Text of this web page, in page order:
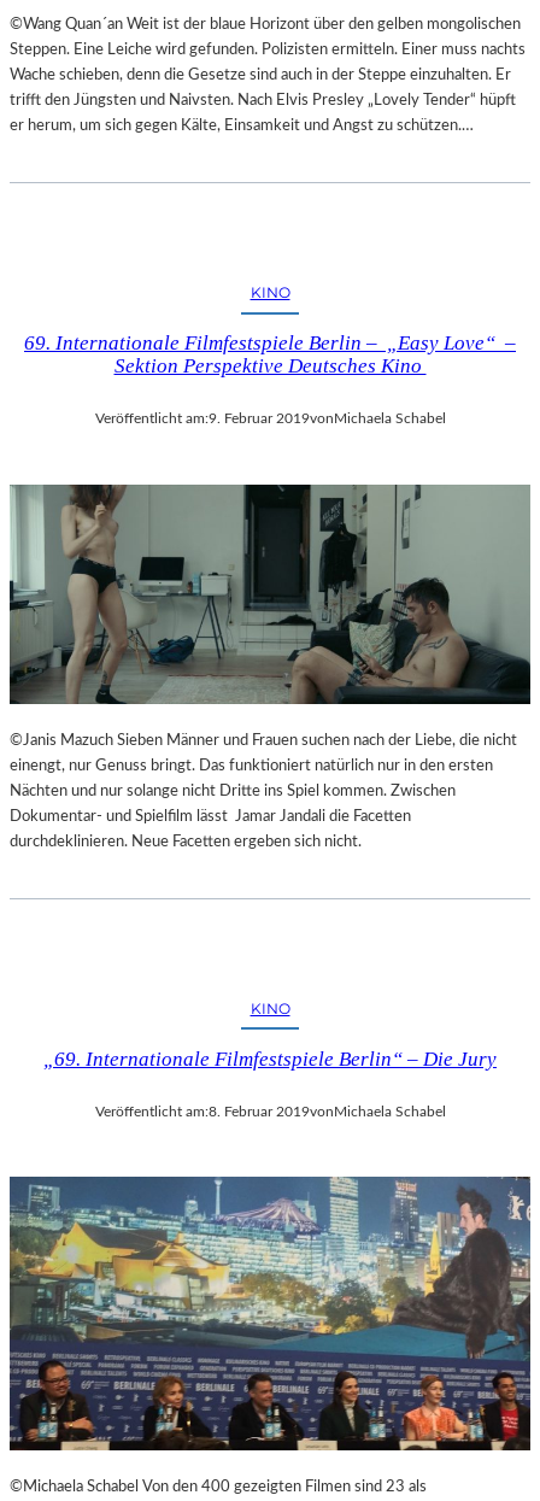
©Wang Quan´an Weit ist der blaue Horizont über den gelben mongolischen
Steppen. Eine Leiche wird gefunden. Polizisten ermitteln. Einer muss nachts
Wache schieben, denn die Gesetze sind auch in der Steppe einzuhalten. Er
trifft den Jüngsten und Naivsten. Nach Elvis Presley „Lovely Tender“ hüpft
er herum, um sich gegen Kälte, Einsamkeit und Angst zu schützen.…
KINO
69. Internationale Filmfestspiele Berlin – „Easy Love“ –
Sektion Perspektive Deutsches Kino
Veröffentlicht am:9. Februar 2019von Michaela Schabel
©Janis Mazuch Sieben Männer und Frauen suchen nach der Liebe, die nicht
einengt, nur Genuss bringt. Das funktioniert natürlich nur in den ersten
Nächten und nur solange nicht Dritte ins Spiel kommen. Zwischen
Dokumentar- und Spielfilm lässt Jamar Jandali die Facetten
durchdeklinieren. Neue Facetten ergeben sich nicht.
KINO
„69. Internationale Filmfestspiele Berlin“ – Die Jury
Veröffentlicht am:8. Februar 2019vonMichaela Schabel
©Michaela Schabel Von den 400 gezeigten Filmen sind 23 als